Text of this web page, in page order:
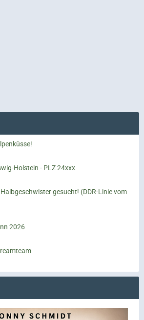
Holstein - PLZ 24xxx
gesucht! (DDR-Linie vom
2026